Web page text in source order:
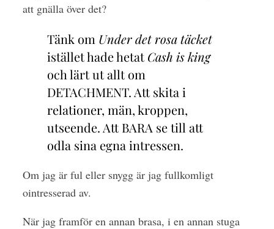
att gnälla över det?
Tänk om Under det rosa täcket
istället hade hetatCash is king
och lärt ut allt om
DETACHMENT. Att skita i
relationer, män, kroppen,
utseende. Att BARA se till att
odla sina egna intressen.
Om jag är ful eller snygg är jag fullkomligt
ointresserad av.
När jag framför en annan brasa, i en annan stuga